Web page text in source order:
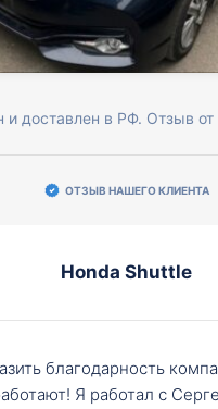
и доставлен в РФ. Отзыв
ОТЗЫВ НАШЕГО КЛИЕНТА
Honda Shuttle
благодарность
Я работал с